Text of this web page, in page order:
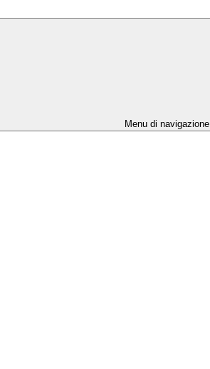
Menu di navigazione